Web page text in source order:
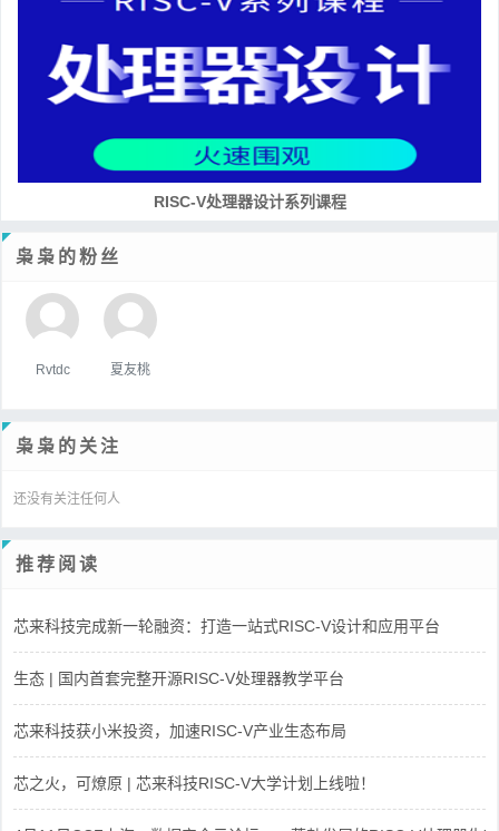
RISC-V处理器设计系列课程
枭枭的粉丝
Rvtdc 夏友桃
枭枭的关注
还没有关注任何人
推荐阅读
芯来科技完成新一轮融资：打造一站式RISC-V设计和应用平台
生态 | 国内首套完整开源RISC-V处理器教学平台
芯来科技获小米投资，加速RISC-V产业生态布局
芯之火，可燎原 | 芯来科技RISC-V大学计划上线啦！